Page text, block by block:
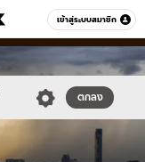
เข้าสู่ระบบสมาชิก
หมวดอื่นๆ
ตกลง